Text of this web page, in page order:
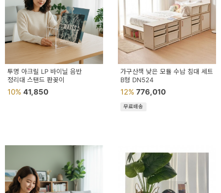
투명 아크릴 LP 바이닐 음반
정리대 스탠드 판꽂이
10% 41,850
가구산책 낮은 모듈 수납 침대 세트
B형 DN524
12% 776,010
무료배송